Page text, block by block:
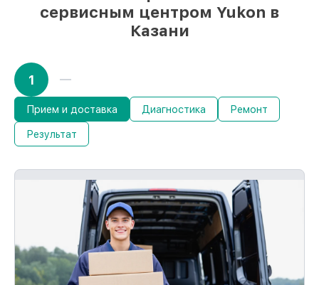
сервисным центром Yukon в
Казани
1
Прием и доставка Диагностика Ремонт
Результат